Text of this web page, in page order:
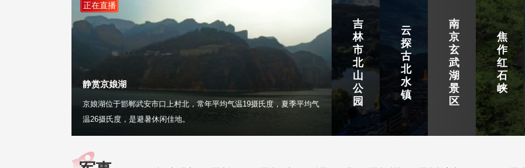
正在直播
静赏京娘湖
京娘湖位于邯郸武安市口上村北，常年平均气温19摄氏度，夏季平均气
温26摄氏度，是避暑休闲佳地。
吉
林
市
北
山
公
园
云
探
古
北
水
镇
南
京
玄
武
湖
景
区
焦
作
红
石
峡